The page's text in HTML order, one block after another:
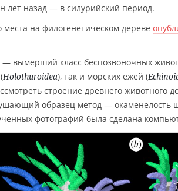
назад — в силурийский период.
на филогенетическом дереве
— вымерший класс беспозвоночных
Holothuroidea), так и морских ежей (
строение древнего животного
образец метод — окаменелость
фотографий была сделана